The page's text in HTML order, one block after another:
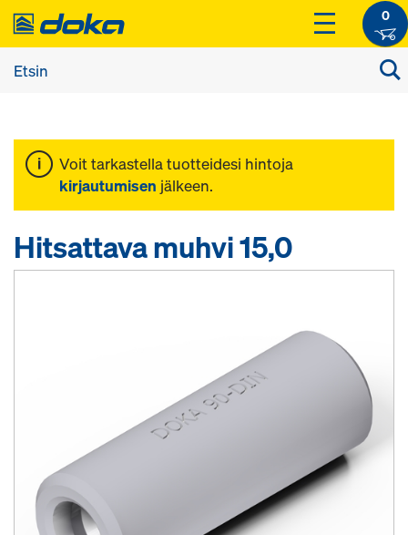
0
Voit tarkastella tuotteidesi hintoja
kirjautumisen jälkeen.
Hitsattava muhvi 15,0